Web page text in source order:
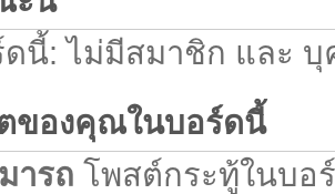
ดนี้: ไม่มีสมาชิก และ
ของคุณในบอร์ดนี้
ารถ โพสต์กระทู้ในบอ